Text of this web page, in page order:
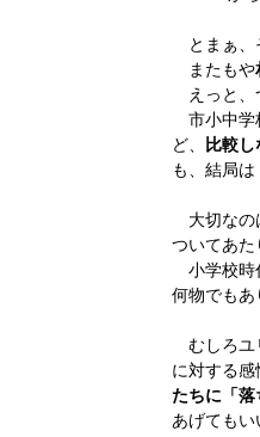
とまぁ、
またもや
えっと、
市小中学
ど、
比較
も、結局は
大切なの
ついてあた
小学校時
何物でもあ
むしろユ
に対する感
たちに「落
あげてもい